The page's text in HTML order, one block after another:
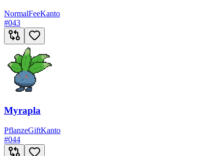
NormalFeeKanto
#043
Myrapla
PflanzeGiftKanto
#044